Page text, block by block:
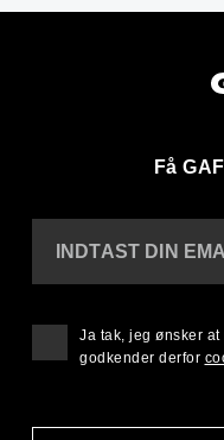
Få
INDTAST DIN
Ja tak, jeg ønsker at
godkender derfor